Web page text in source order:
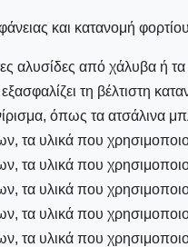
και κατανομή φορτίου
αλυσίδες από χάλυβα ή
τη βέλτιστη
όπως τα ατσάλινα
τα υλικά που
τα υλικά που
τα υλικά που
τα υλικά που
τα υλικά που